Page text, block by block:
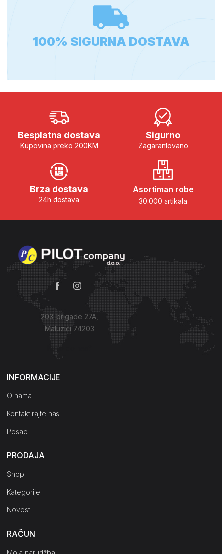
100% SIGURNA DOSTAVA
Besplatna dostava
Kupovina preko 200KM
Sigurno
Zagarantovano
Brza dostava
24h dostava
Asortiman robe
30.000 artikala
203. brigade 27A,
Matuzići 74203
Kako do nas?
INFORMACIJE
O nama
Kontaktirajte nas
Posao
PRODAJA
Shop
Kategorije
Novosti
RAČUN